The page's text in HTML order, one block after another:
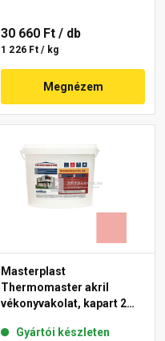
30 660 Ft / db
1 226 Ft / kg
Megnézem
Masterplast
Thermomaster akril
vékonyvakolat, kapart 2
Gyártói készleten